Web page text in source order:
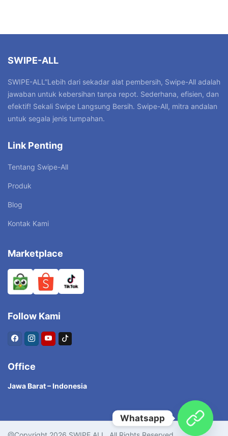
SWIPE-ALL
SWIPE-ALL”Lebih dari sekadar alat pembersih, Swipe-All adalah
jawaban untuk kebersihan tanpa repot. Sederhana, efisien, dan
efektif! Sekali Swipe Langsung Bersih. Swipe-All, mitra andalan
untuk segala jenis tumpahan.
Link Penting
Tentang Swipe-All
Produk
Blog
Kontak Kami
Marketplace
Follow Kami
Office
Jawa Barat – Indonesia
Whatsapp